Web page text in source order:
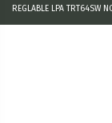
REGLABLE LPA TRT64SW